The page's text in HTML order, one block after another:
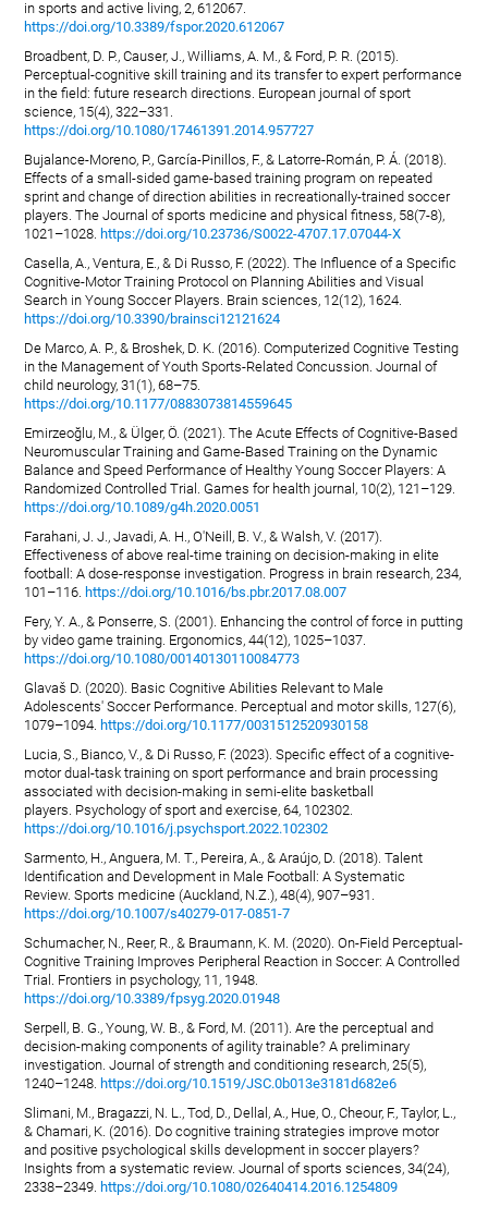
in sports and active living, 2, 612067.
https://doi.org/10.3389/fspor.2020.612067
Broadbent, D. P., Causer, J., Williams, A. M., & Ford, P. R. (2015).
Perceptual-cognitive skill training and its transfer to expert performance
in the field: future research directions. European journal of sport
science, 15(4), 322–331.
https://doi.org/10.1080/17461391.2014.957727
Bujalance-Moreno, P., García-Pinillos, F., & Latorre-Román, P. Á. (2018).
Effects of a small-sided game-based training program on repeated
sprint and change of direction abilities in recreationally-trained soccer
players. The Journal of sports medicine and physical fitness, 58(7-8),
1021–1028. https://doi.org/10.23736/S0022-4707.17.07044-X
Casella, A., Ventura, E., & Di Russo, F. (2022). The Influence of a Specific
Cognitive-Motor Training Protocol on Planning Abilities and Visual
Search in Young Soccer Players. Brain sciences, 12(12), 1624.
https://doi.org/10.3390/brainsci12121624
De Marco, A. P., & Broshek, D. K. (2016). Computerized Cognitive Testing
in the Management of Youth Sports-Related Concussion. Journal of
child neurology, 31(1), 68–75.
https://doi.org/10.1177/0883073814559645
Emirzeoğlu, M., & Ülger, Ö. (2021). The Acute Effects of Cognitive-Based
Neuromuscular Training and Game-Based Training on the Dynamic
Balance and Speed Performance of Healthy Young Soccer Players: A
Randomized Controlled Trial. Games for health journal, 10(2), 121–129.
https://doi.org/10.1089/g4h.2020.0051
Farahani, J. J., Javadi, A. H., O'Neill, B. V., & Walsh, V. (2017).
Effectiveness of above real-time training on decision-making in elite
football: A dose-response investigation. Progress in brain research, 234,
101–116. https://doi.org/10.1016/bs.pbr.2017.08.007
Fery, Y. A., & Ponserre, S. (2001). Enhancing the control of force in putting
by video game training. Ergonomics, 44(12), 1025–1037.
https://doi.org/10.1080/00140130110084773
Glavaš D. (2020). Basic Cognitive Abilities Relevant to Male
Adolescents' Soccer Performance. Perceptual and motor skills, 127(6),
1079–1094. https://doi.org/10.1177/0031512520930158
Lucia, S., Bianco, V., & Di Russo, F. (2023). Specific effect of a cognitive-
motor dual-task training on sport performance and brain processing
associated with decision-making in semi-elite basketball
players. Psychology of sport and exercise, 64, 102302.
https://doi.org/10.1016/j.psychsport.2022.102302
Sarmento, H., Anguera, M. T., Pereira, A., & Araújo, D. (2018). Talent
Identification and Development in Male Football: A Systematic
Review. Sports medicine (Auckland, N.Z.), 48(4), 907–931.
https://doi.org/10.1007/s40279-017-0851-7
Schumacher, N., Reer, R., & Braumann, K. M. (2020). On-Field Perceptual-
Cognitive Training Improves Peripheral Reaction in Soccer: A Controlled
Trial. Frontiers in psychology, 11, 1948.
https://doi.org/10.3389/fpsyg.2020.01948
Serpell, B. G., Young, W. B., & Ford, M. (2011). Are the perceptual and
decision-making components of agility trainable? A preliminary
investigation. Journal of strength and conditioning research, 25(5),
1240–1248. https://doi.org/10.1519/JSC.0b013e3181d682e6
Slimani, M., Bragazzi, N. L., Tod, D., Dellal, A., Hue, O., Cheour, F., Taylor, L.,
& Chamari, K. (2016). Do cognitive training strategies improve motor
and positive psychological skills development in soccer players?
Insights from a systematic review. Journal of sports sciences, 34(24),
2338–2349. https://doi.org/10.1080/02640414.2016.1254809